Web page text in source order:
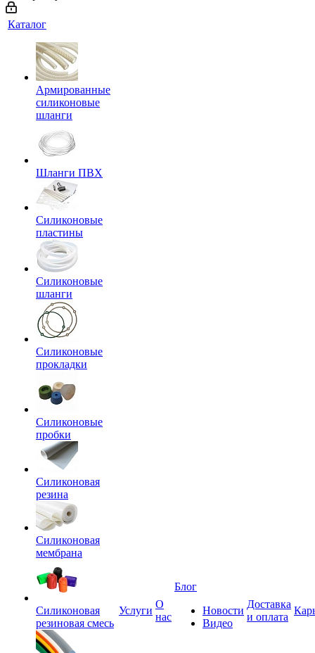
Каталог
Армированные
силиконовые
шланги
Шланги ПВХ
Силиконовые
пластины
Силиконовые
шланги
Силиконовые
прокладки
Силиконовые
пробки
Силиконовая
резина
Силиконовая
мембрана
Силиконовая
резиновая смесь
Услуги
О
нас
Блог
Новости
Видео
Доставка
и оплата